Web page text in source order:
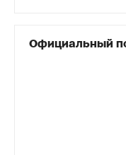
Официальный